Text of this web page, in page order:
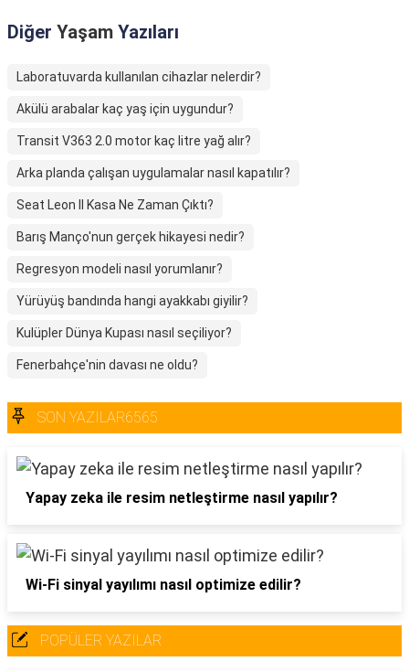
Diğer Yaşam Yazıları
Laboratuvarda kullanılan cihazlar nelerdir?
Akülü arabalar kaç yaş için uygundur?
Transit V363 2.0 motor kaç litre yağ alır?
Arka planda çalışan uygulamalar nasıl kapatılır?
Seat Leon II Kasa Ne Zaman Çıktı?
Barış Manço'nun gerçek hikayesi nedir?
Regresyon modeli nasıl yorumlanır?
Yürüyüş bandında hangi ayakkabı giyilir?
Kulüpler Dünya Kupası nasıl seçiliyor?
Fenerbahçe'nin davası ne oldu?
SON YAZILAR6565
Yapay zeka ile resim netleştirme nasıl yapılır?
Wi-Fi sinyal yayılımı nasıl optimize edilir?
POPÜLER YAZILAR